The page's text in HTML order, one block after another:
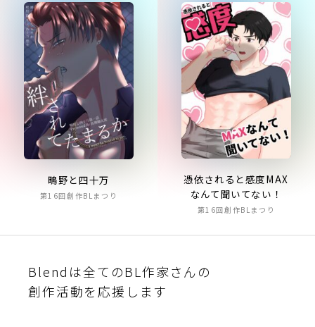
鴫野と四十万
第16回創作BLまつり
憑依されると感度MAX
なんて聞いてない！
第16回創作BLまつり
Blendは全てのBL作家さんの
創作活動を応援します